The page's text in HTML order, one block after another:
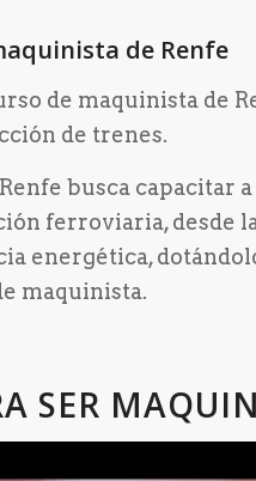
de Renfe
de maquinista de
de trenes.
busca capacitar
ferroviaria, desde
energética,
maquinista.
SER